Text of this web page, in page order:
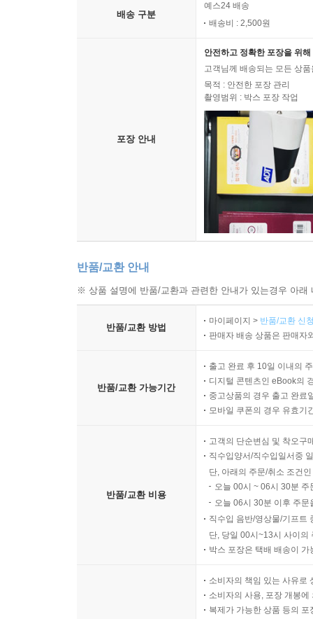
배송 구분
예스24 배송
배송비 : 2,500원
포장 안내
안전하고 정확한 포장을 위
고객님께 배송되는 모든 상
목적 : 안전한 포장 관리
촬영범위 : 박스 포장 작업
반품/교환 안내
※ 상품 설명에 반품/교환과 관련한 안내가 있는경우 아
반품/교환 방법
마이페이지 > 반품/교환 신
판매자 배송 상품은 판매자
반품/교환 가능기간
출고 완료 후 10일 이내의
디지털 콘텐츠인 eBook의
중고상품의 경우 출고 완료
모바일 쿠폰의 경우 유효기
반품/교환 비용
고객의 단순변심 및 착오구
직수입양서/직수입일서중
단, 아래의 주문/취소 조건
오늘 00시 ~ 06시 30분
오늘 06시 30분 이후 주
직수입 음반/영상물/기프트
단, 당일 00시~13시 사이의
박스 포장은 택배 배송이
소비자의 책임 있는 사유로
소비자의 사용, 포장 개봉
복제가 가능한 상품 등의